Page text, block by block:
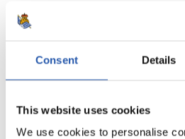
Consent Details
This website uses cookies
We use cookies to personalise
LALIGA
1